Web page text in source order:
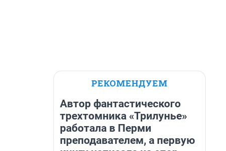
РЕКОМЕНДУЕМ
Автор фантастического
трехтомника «Трилунье»
работала в Перми
преподавателем, а первую